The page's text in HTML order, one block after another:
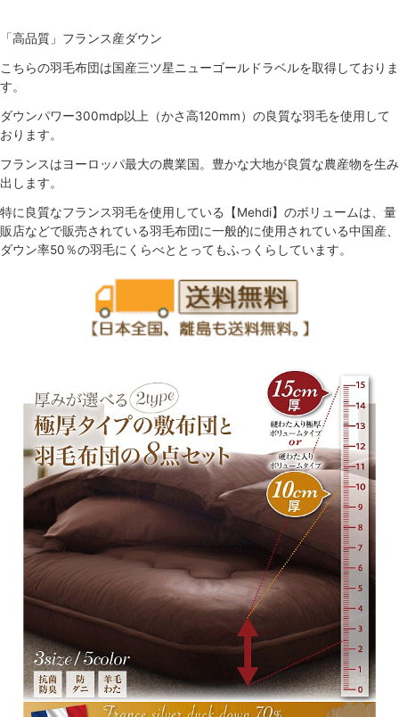
「高品質」フランス産ダウン
こちらの羽毛布団は国産三ツ星ニューゴールドラベルを取得しておりま
す。
ダウンパワー300mdp以上（かさ高120mm）の良質な羽毛を使用して
おります。
フランスはヨーロッパ最大の農業国。豊かな大地が良質な農産物を生み
出します。
特に良質なフランス羽毛を使用している【Mehdi】のボリュームは、量
販店などで販売されている羽毛布団に一般的に使用されている中国産、
ダウン率50％の羽毛にくらべととってもふっくらしています。